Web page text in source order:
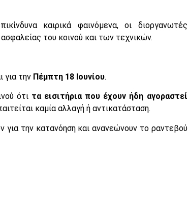
καιρικά φαινόμενα, οι διοργανωτές
του κοινού και των τεχνικών.
για την Πέμπτη 18 Ιουνίου.
ότι τα εισιτήρια που έχουν ήδη αγοραστεί
καμία αλλαγή ή αντικατάσταση.
για την κατανόηση και ανανεώνουν το ραντεβού